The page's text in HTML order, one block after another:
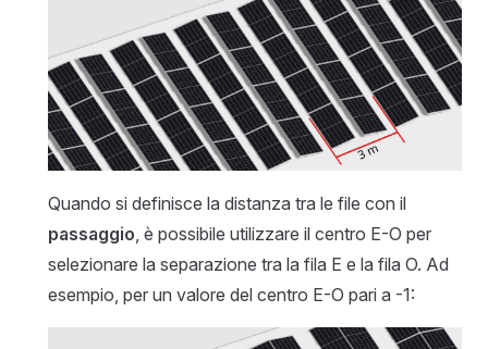
Quando si definisce la distanza tra le file con il
passaggio , è possibile utilizzare il centro E-O per
selezionare la separazione tra la fila E e la fila O. Ad
esempio, per un valore del centro E-O pari a -1: